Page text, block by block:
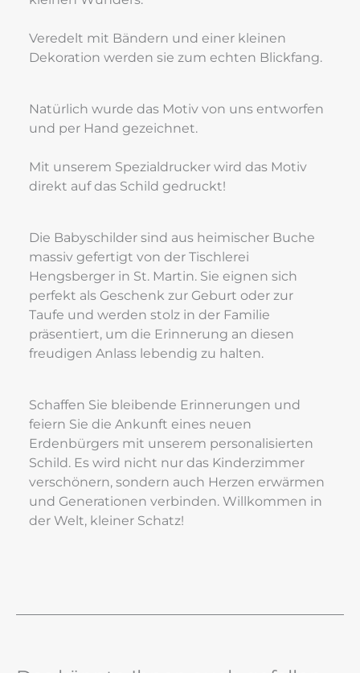
Veredelt mit Bändern und einer kleinen
Dekoration werden sie zum echten Blickfang.
Natürlich wurde das Motiv von uns entworfen
und per Hand gezeichnet.
Mit unserem Spezialdrucker wird das Motiv
direkt auf das Schild gedruckt!
Die Babyschilder sind aus heimischer Buche
massiv gefertigt von der Tischlerei
Hengsberger in St. Martin. Sie eignen sich
perfekt als Geschenk zur Geburt oder zur
Taufe und werden stolz in der Familie
präsentiert, um die Erinnerung an diesen
freudigen Anlass lebendig zu halten.
Schaffen Sie bleibende Erinnerungen und
feiern Sie die Ankunft eines neuen
Erdenbürgers mit unserem personalisierten
Schild. Es wird nicht nur das Kinderzimmer
verschönern, sondern auch Herzen erwärmen
und Generationen verbinden. Willkommen in
der Welt, kleiner Schatz!